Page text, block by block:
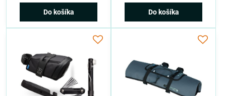
Do košíka Do košíka